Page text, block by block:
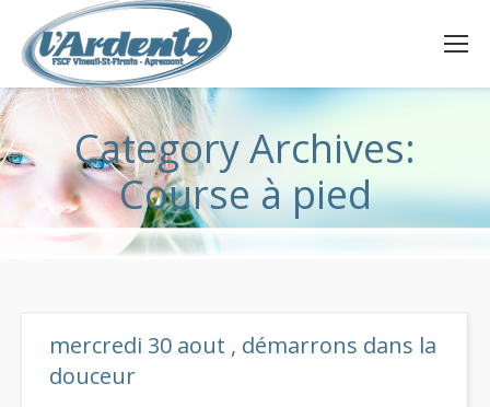
Category Archives:
Course à pied
mercredi 30 aout , démarrons dans la
douceur